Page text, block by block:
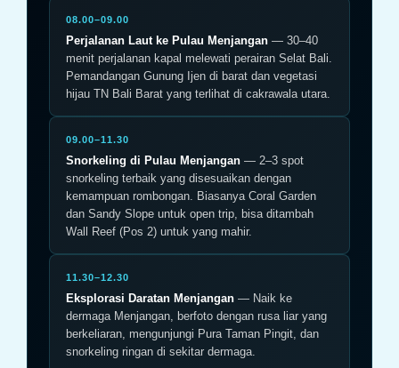
08.00–09.00
Perjalanan Laut ke Pulau Menjangan — 30–40
menit perjalanan kapal melewati perairan Selat Bali.
Pemandangan Gunung Ijen di barat dan vegetasi
hijau TN Bali Barat yang terlihat di cakrawala utara.
09.00–11.30
Snorkeling di Pulau Menjangan — 2–3 spot
snorkeling terbaik yang disesuaikan dengan
kemampuan rombongan. Biasanya Coral Garden
dan Sandy Slope untuk open trip, bisa ditambah
Wall Reef (Pos 2) untuk yang mahir.
11.30–12.30
Eksplorasi Daratan Menjangan — Naik ke
dermaga Menjangan, berfoto dengan rusa liar yang
berkeliaran, mengunjungi Pura Taman Pingit, dan
snorkeling ringan di sekitar dermaga.